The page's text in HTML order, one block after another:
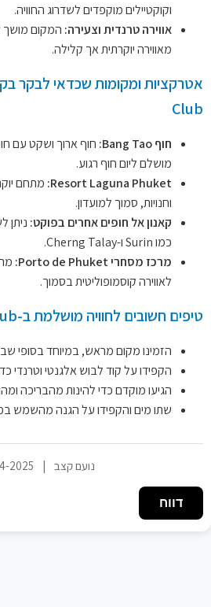
וקוקטיילים מוקפדים לשדרוג החוויה.
אווירה טרנדית וצעירה: המקום מושך
מאווירה יוקרתית אך קלילה.
Club
חוף Bang Tao:
חוף ארוך ושקט עם
מושלם ליום חוף רגוע.
Resort Laguna Phuket: מתחם
וחנויות, סמוך למועדון.
קאנון אל חופים אחרים בפוקט: ניתן
כמו Surin ו-Cherng Talay.
מרכז מסחרי Porto de Phuket:
לאווירה קוסמופוליטית בסמוך.
טיפים חשובים לחוויה מושלמת ב-Xana Beach Club
הזמינו מקום מראש, במיוחד בסופי
הקפידו על קוד לבוש אלגנטי וטרנדי
הגיעו מוקדם כדי להינות מהבריכה
שתו מים והקפידו על הגנה מהשמש
נועם קצב |
2025
דווח